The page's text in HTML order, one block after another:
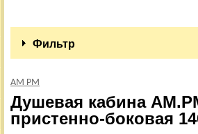
Фильтр
AM PM
Душевая кабина
пристенно-боковая